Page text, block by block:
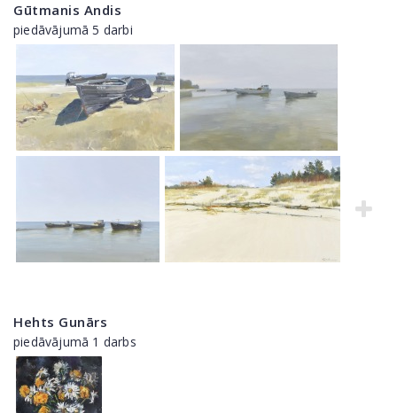
Gūtmanis Andis
piedāvājumā 5 darbi
Hehts Gunārs
piedāvājumā 1 darbs